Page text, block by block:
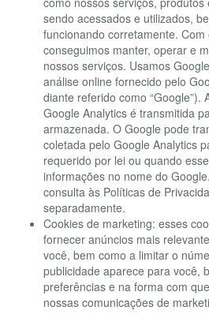
sendo acessados e utilizados,
funcionando corretamente.
conseguimos manter, operar e
nossos serviços. Usamos
análise online fornecido pelo
diante referido como “Google”).
Google Analytics é transmitida
armazenada. O Google pode
coletada pelo Google Analytics
requerido por lei ou quando
informações no nome do
consulta às Políticas de
separadamente.
Cookies de marketing: esses
fornecer anúncios mais
você, bem como a limitar o
publicidade aparece para você,
preferências e na forma com
nossas comunicações de